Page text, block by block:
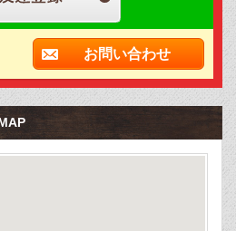
お問い合わせ